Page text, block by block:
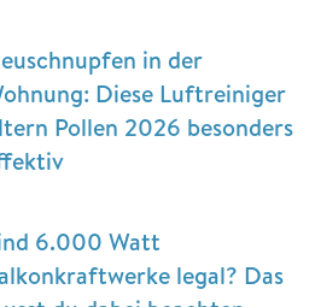
in der
Diese Luftreiniger
Pollen 2026 besonders
6.000 Watt
legal? Das